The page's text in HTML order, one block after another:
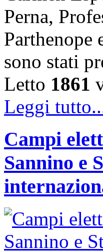
Perna,
Parthenope
sono stati
Letto 1861
Leggi
Campi
Sannino e